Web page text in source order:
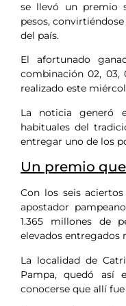
se llevó un premio
pesos,
del país.
El afortunado
combinación 02, 03,
realizado este
La noticia generó
habituales del
entregar uno de los
Un premio
Con los seis
apostador
1.365 millones de
elevados entregados
La localidad de
Pampa, quedó así
conocerse que allí